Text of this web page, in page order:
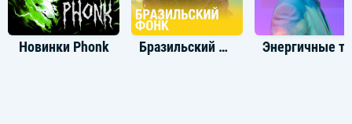
Новинки Phonk Бразильский Фонк